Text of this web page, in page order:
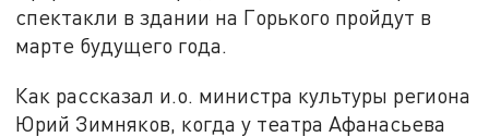
спектакли в здании на Горького пройдут в
марте будущего года.
Как рассказал и.о. министра культуры региона
Юрий Зимняков, когда у театра Афанасьева